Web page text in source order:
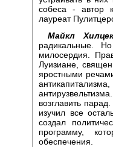
собеса - автор
лауреат
Майкл
радикальные.
милосердия.
Луизиане,
яростными
возглавить
изучил все
создал
программу,
обеспечения.